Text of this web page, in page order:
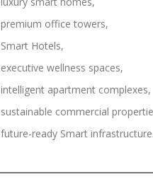
premium office towers,
Smart Hotels,
executive wellness spaces,
intelligent apartment complexes,
sustainable commercial
future-ready Smart infrastructure.